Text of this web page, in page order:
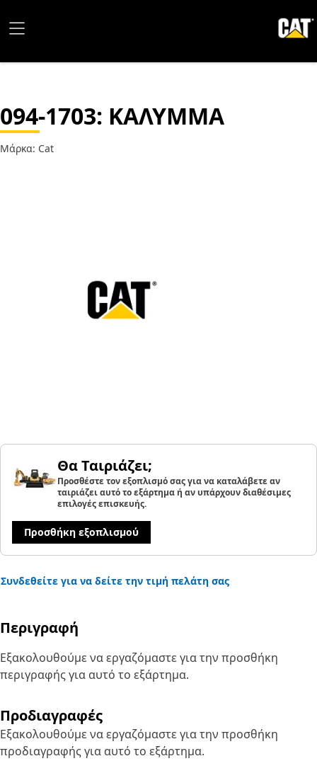
094-1703: ΚΑΛΥΜΜΑ
Μάρκα: Cat
Θα Ταιριάζει;
Προσθέστε τον εξοπλισμό σας για να καταλάβετε αν
ταιριάζει αυτό το εξάρτημα ή αν υπάρχουν διαθέσιμες
επιλογές επισκευής.
Προσθήκη εξοπλισμού
Συνδεθείτε για να δείτε την τιμή πελάτη σας
Περιγραφή
Εξακολουθούμε να εργαζόμαστε για την προσθήκη
περιγραφής για αυτό το εξάρτημα.
Προδιαγραφές
Εξακολουθούμε να εργαζόμαστε για την προσθήκη
προδιαγραφής για αυτό το εξάρτημα.